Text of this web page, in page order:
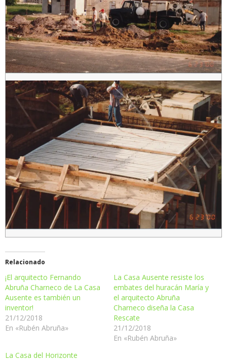
Relacionado
¡El arquitecto Fernando
Abruña Charneco de La Casa
Ausente es también un
inventor!
21/12/2018
En «Rubén Abruña»
La Casa Ausente resiste los
embates del huracán María y
el arquitecto Abruña
Charneco diseña la Casa
Rescate
21/12/2018
En «Rubén Abruña»
La Casa del Horizonte